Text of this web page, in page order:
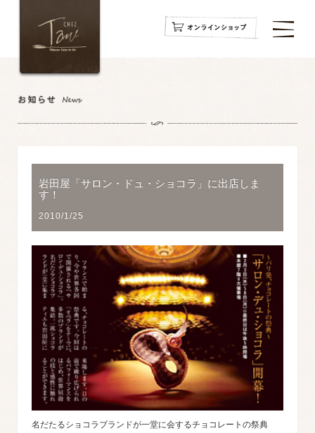
navigation
navigation
navigation
岩田屋「サロン・ドュ・ショコラ」に出店しま
す！
2010/1/25
名だたるショコラブランドが一堂に会するチョコレートの祭典